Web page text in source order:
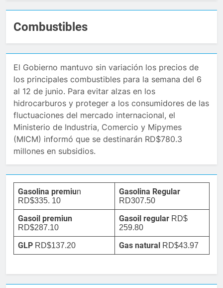
Combustibles
El Gobierno mantuvo sin variación los precios de
los principales combustibles para la semana del 6
al 12 de junio. Para evitar alzas en los
hidrocarburos y proteger a los consumidores de las
fluctuaciones del mercado internacional, el
Ministerio de Industria, Comercio y Mipymes
(MICM) informó que se destinarán RD$780.3
millones en subsidios.
Gasolina premiun
RD$335. 10
Gasolina Regular
RD307.50
Gasoil premiun
RD$287.10
Gasoil regular RD$
259.80
GLP RD$137.20 Gas natural RD$43.97